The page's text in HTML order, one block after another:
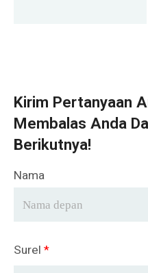
Kirim Pertanyaan
Membalas Anda
Berikutnya!
Nama
Surel *